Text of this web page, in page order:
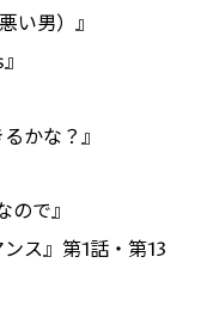
い男）』
かな？』
で』
ス』第1話・第13